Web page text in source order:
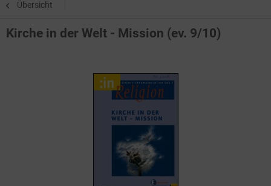
Übersicht
Kirche in der Welt - Mission (ev. 9/10)